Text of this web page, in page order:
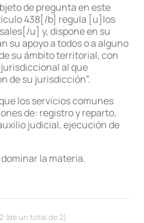
de pregunta en este
438[/b] regula [u]los
u] y, dispone en su
su apoyo a todos o a alguno
su ámbito territorial, con
al que
de su jurisdicción”.
los servicios comunes
de: registro y reparto,
judicial, ejecución de
la materia.
(de un total de 2)